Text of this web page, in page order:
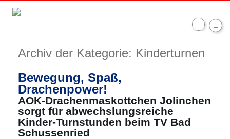
Willkommen auf der Website des
≡
Archiv der Kategorie: Kinderturnen
Bewegung, Spaß,
Drachenpower!
AOK-Drachenmaskottchen Jolinchen
sorgt für abwechslungsreiche
Kinder-Turnstunden beim TV Bad
Schussenried